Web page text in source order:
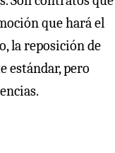
que hará el
la reposición de
estándar, pero